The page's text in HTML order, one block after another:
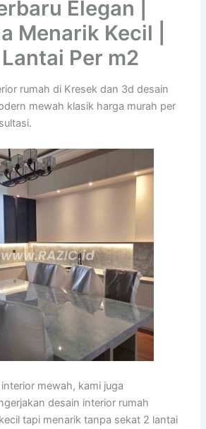
Elegan |
Menarik Kecil |
Per m2
rumah di Kresek dan 3d desain
mewah klasik harga murah per
mewah, kami juga
desain interior rumah
tapi menarik tanpa sekat 2 lantai